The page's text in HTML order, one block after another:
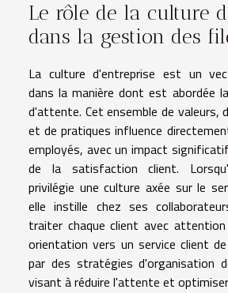
Le rôle de la culture
dans la gestion des
La culture d'entreprise est un
dans la manière dont est abordée
d'attente. Cet ensemble de valeurs,
et de pratiques influence
employés, avec un impact
de la satisfaction client.
privilégie une culture axée sur le
elle instille chez ses
traiter chaque client avec
orientation vers un service client
par des stratégies d'organisation
visant à réduire l'attente et